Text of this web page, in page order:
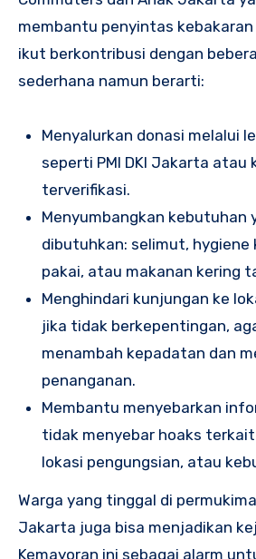
membantu penyintas kebakaran
ikut berkontribusi dengan
sederhana namun berarti:
Menyalurkan donasi melalui
seperti PMI DKI Jakarta atau
terverifikasi.
Menyumbangkan kebutuhan
dibutuhkan: selimut, hygiene
pakai, atau makanan kering
Menghindari kunjungan ke
jika tidak berkepentingan,
menambah kepadatan dan
penanganan.
Membantu menyebarkan
tidak menyebar hoaks
lokasi pengungsian, atau
Warga yang tinggal di
Jakarta juga bisa menjadikan
Kemayoran ini sebagai alarm